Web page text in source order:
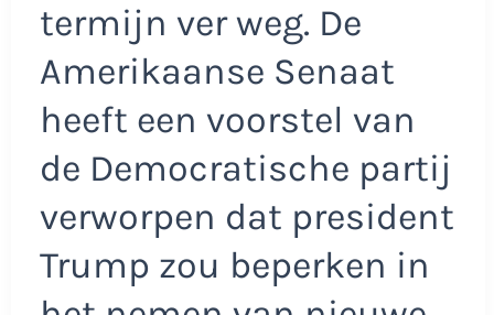
termijn ver weg. De
Amerikaanse Senaat
heeft een voorstel van
de Democratische partij
verworpen dat president
Trump zou beperken in